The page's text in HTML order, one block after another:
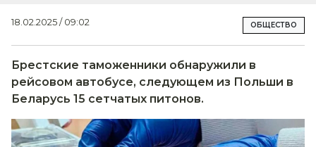
18.02.2025 / 09:02 ОБЩЕСТВО
Брестские таможенники обнаружили в
рейсовом автобусе, следующем из Польши в
Беларусь 15 сетчатых питонов.